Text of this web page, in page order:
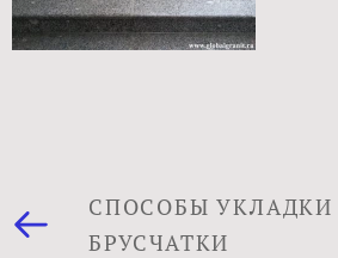
СПОСОБЫ УКЛАДКИ
БРУСЧАТКИ